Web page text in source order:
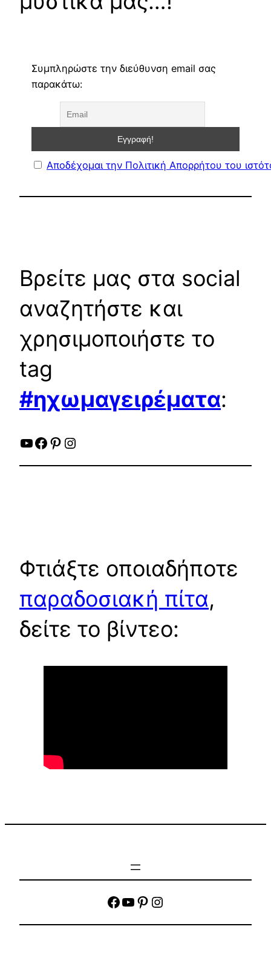
Συμπληρώστε την διεύθυνση email σας
παρακάτω:
Αποδέχομαι την Πολιτική Απορρήτου του
Βρείτε μας στα social
αναζητήστε και
χρησιμοποιήστε το
tag
#ηχωμαγειρέματα:
YouTube
Facebook
Pinterest
Instagram
Φτιάξτε οποιαδήποτε
παραδοσιακή πίτα,
δείτε το βίντεο:
facebook
YouTube
Pinterest
Instagram